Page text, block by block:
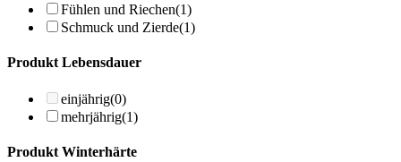
Fühlen und Riechen(1)
Schmuck und Zierde(1)
Produkt Lebensdauer
einjährig(0)
mehrjährig(1)
Produkt Winterhärte